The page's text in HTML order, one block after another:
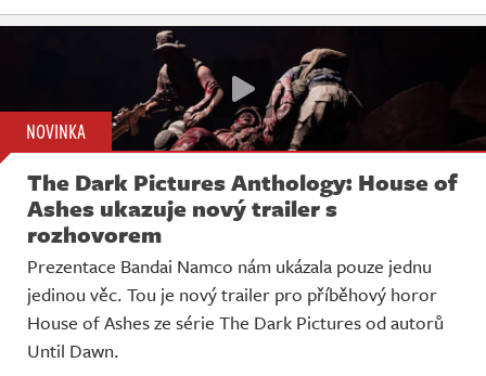
NOVINKA
The Dark Pictures Anthology: House of
Ashes ukazuje nový trailer s
rozhovorem
Prezentace Bandai Namco nám ukázala pouze jednu
jedinou věc. Tou je nový trailer pro příběhový horor
House of Ashes ze série The Dark Pictures od autorů
Until Dawn.